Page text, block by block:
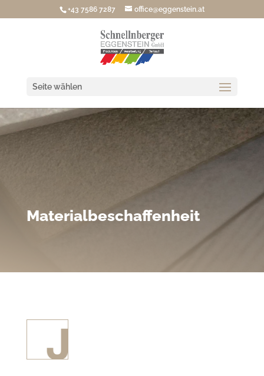
+43 7586 7287 office@eggenstein.at
Seite wählen
Materialbeschaffenheit